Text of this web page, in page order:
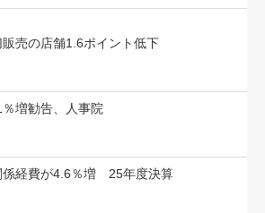
売の店舗1.6ポイント低下
増勧告、人事院
係経費が4.6％増 25年度決算